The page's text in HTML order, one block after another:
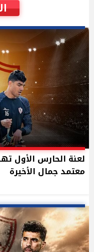
لعنة الحارس الأول
معتمد جمال الأخيرة